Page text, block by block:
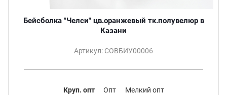
Бейсболка "Челси" цв.оранжевый тк.полувелюр в
Казани
Артикул: СОВБИУ00006
Круп. опт Опт Мелкий опт